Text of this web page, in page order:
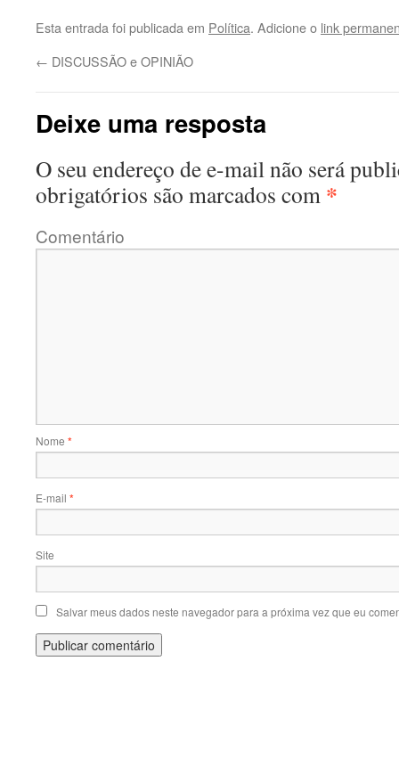
Esta entrada foi publicada em Política. Adicione o link
← DISCUSSÃO e OPINIÃO
Deixe uma resposta
O seu endereço de e-mail não será
obrigatórios são marcados com *
Comentário
Nome *
E-mail *
Site
Salvar meus dados neste navegador para a próxima vez que eu